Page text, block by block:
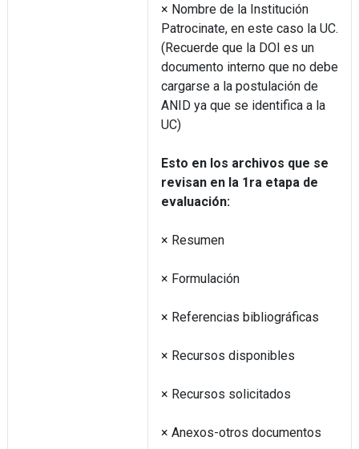
× Nombre de la Institución
Patrocinate, en este caso la UC.
(Recuerde que la DOI es un
documento interno que no debe
cargarse a la postulación de
ANID ya que se identifica a la
UC)
Esto en los archivos que se
revisan en la 1ra etapa de
evaluación:
× Resumen
× Formulación
× Referencias bibliográficas
× Recursos disponibles
× Recursos solicitados
× Anexos-otros documentos